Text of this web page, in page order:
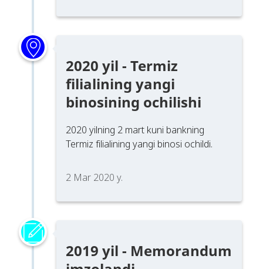
2020 yil - Termiz
filialining yangi
binosining ochilishi
2020 yilning 2 mart kuni bankning
Termiz filialining yangi binosi ochildi.
2 Mar 2020 y.
2019 yil - Memorandum